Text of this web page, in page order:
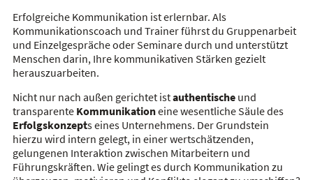
Erfolgreiche Kommunikation ist erlernbar. Als
Kommunikationscoach und Trainer führst du Gruppenarbeit
und Einzelgespräche oder Seminare durch und unterstützt
Menschen darin, Ihre kommunikativen Stärken gezielt
herauszuarbeiten.
Nicht nur nach außen gerichtet istauthentischeund
transparente Kommunikationeine wesentliche Säule des
Erfolgskonzepts eines Unternehmens. Der Grundstein
hierzu wird intern gelegt, in einer wertschätzenden,
gelungenen Interaktion zwischen Mitarbeitern und
Führungskräften. Wie gelingt es durch Kommunikation zu